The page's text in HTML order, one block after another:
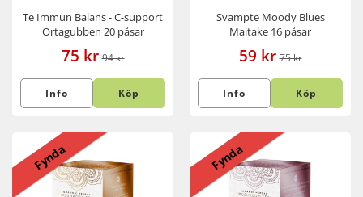
Te Immun Balans - C-support
Örtagubben 20 påsar
75 kr 94 kr
Info Köp
Svampte Moody Blues
Maitake 16 påsar
59 kr 75 kr
Info Köp
Fynda Fynda